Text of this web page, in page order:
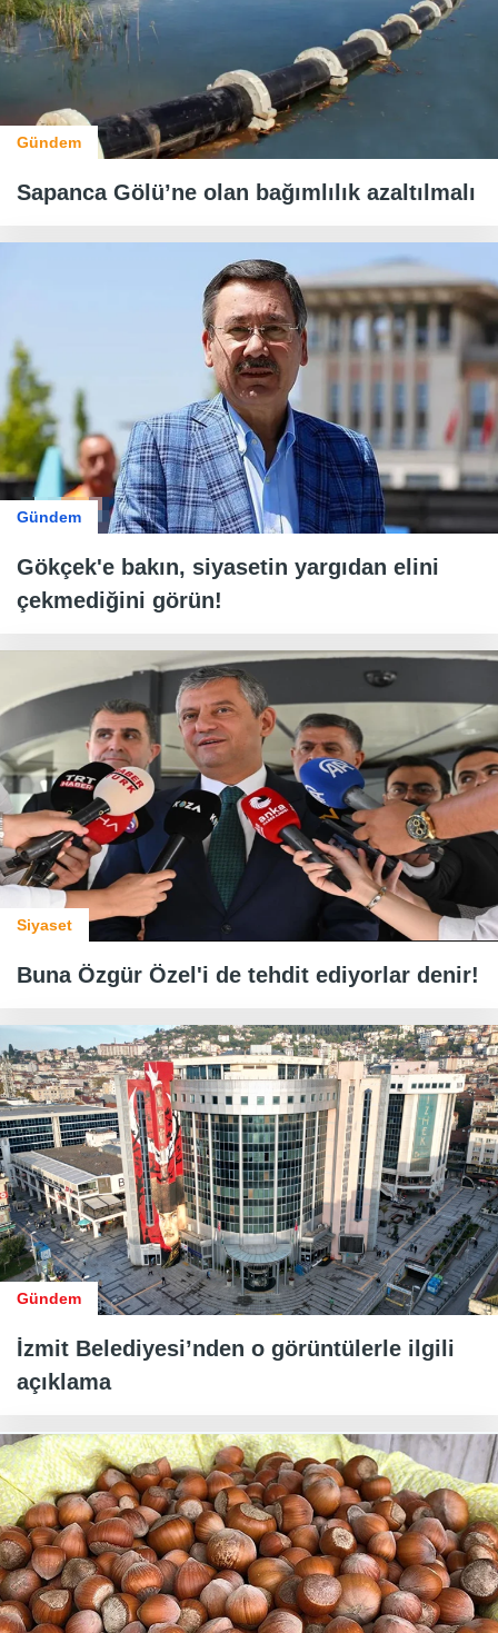
Gündem
Sapanca Gölü’ne olan bağımlılık azaltılmalı
Gündem
Gökçek'e bakın, siyasetin yargıdan elini
çekmediğini görün!
Siyaset
Buna Özgür Özel'i de tehdit ediyorlar denir!
Gündem
İzmit Belediyesi’nden o görüntülerle ilgili
açıklama